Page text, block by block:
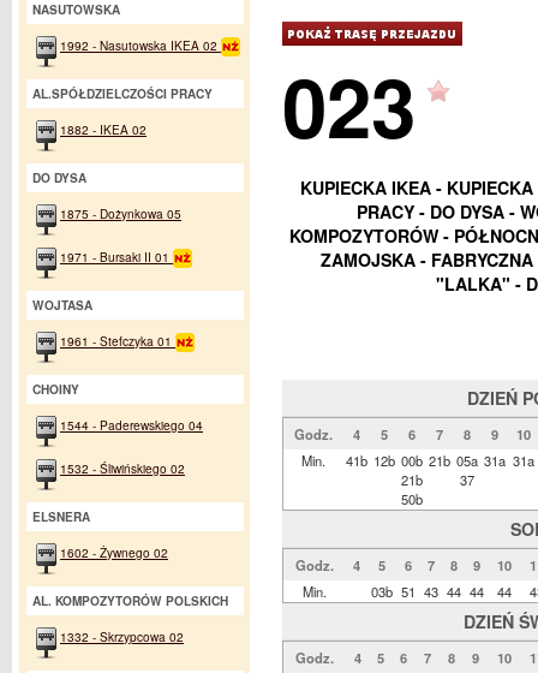
023
KUPIECKA IKEA -
PRACY - DO DYSA -
KOMPOZYTORÓW -
ZAMOJSKA -
"LALKA" -
DZIEŃ
Godz. 4 5 6 7 8 9
10
Min.
41b 12b 00b
21b
50b
21b 05a
37
31a 31a
Godz. 4 5 6 7 8 9 10
Min.
03b 51 43 44 44 44
DZIEŃ
Godz. 4 5 6 7 8 9 10
NASUTOWSKA
1992 - Nasutowska IKEA 02
AL.SPÓŁDZIELCZOŚCI PRACY
1882 - IKEA 02
DO DYSA
1875 - Dożynkowa 05
1971 - Bursaki II 01
WOJTASA
1961 - Stefczyka 01
CHOINY
1544 - Paderewskiego 04
1532 - Śliwińskiego 02
ELSNERA
1602 - Żywnego 02
AL. KOMPOZYTORÓW POLSKICH
1332 - Skrzypcowa 02